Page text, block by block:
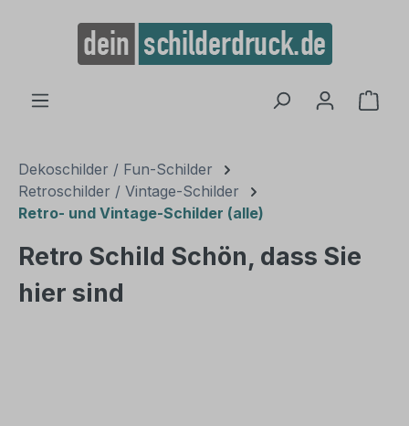
springen
Dekoschilder / Fun-Schilder
Retroschilder / Vintage-Schilder
Retro- und Vintage-Schilder (alle)
Retro Schild Schön, dass Sie
hier sind